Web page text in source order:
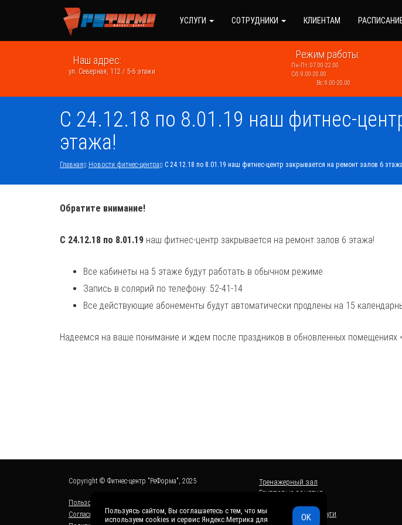
УСЛУГИ СОТРУДНИКИ КЛИЕНТАМ
Наш адрес:
ул. Северная, 112 / 5-6 этажи
Режим работы:
Пн-Пт: 07.00-22.00
Сб: 9.00-20.00
Вс: 9.00-20.00
С 24.12.18 по 8.01.19 наш фитнес-
этажа!
Главная Новости фитнес-центра С 24.12.18 по 8.01.19 наш фитнес-центр закрывается на ремонт залов 6
Обратите внимание!
С 24.12.18 по 8.01.19 наш фитнес-центр закрывается на ремонт залов 6 этажа!
Все кабинеты на 5 этаже будут работать в обычном режиме
Запись в солярий по телефону: 52-41-14
Все действующие абонементы будут автоматически продлены на 15
Надеемся на ваше понимание и ждем после праздников в обновленных помещениях
Copyright © Фитнес-центр "РеФорма", 2025
Пользовательское соглашение сайта
Согласие на обработку персональных данных
Тренажерный зал
Групповые занятия
Дополнительные услуги
Пользуясь сайтом, Вы соглашаетесь с тем, что мы
используем cookies и сервис Яндекс.Метрика для
OK